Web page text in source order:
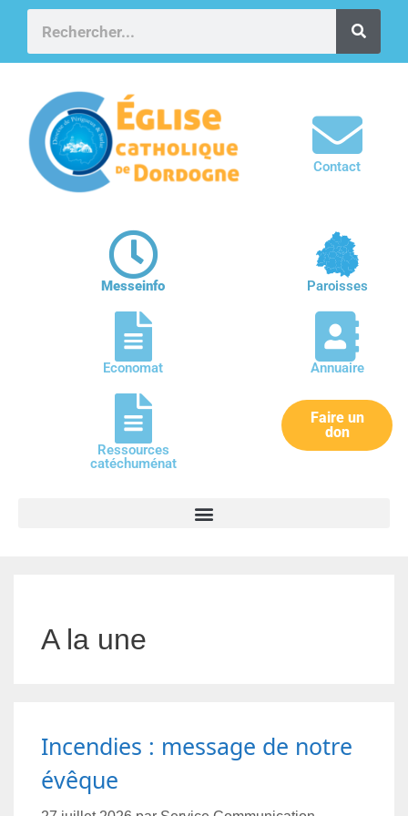
Contact
Messeinfo Paroisses
Economat Annuaire
Ressources
catéchuménat
Faire un
don
A la une
Incendies : message de notre
évêque